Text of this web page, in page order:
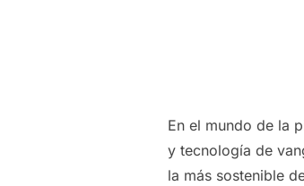
En el mundo de la
y tecnología de
la más sostenible